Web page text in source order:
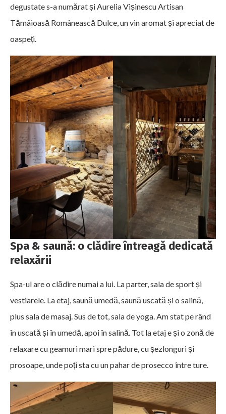
degustate s-a numărat și Aurelia Vișinescu Artisan
Tămâioasă Românească Dulce, un vin aromat și apreciat de
oaspeți.
Spa & saună: o clădire întreagă dedicată
relaxării
Spa-ul are o clădire numai a lui. La parter, sala de sport și
vestiarele. La etaj, saună umedă, saună uscată și o salină,
plus sala de masaj. Sus de tot, sala de yoga. Am stat pe rând
în uscată și în umedă, apoi în salină. Tot la etaj e și o zonă de
relaxare cu geamuri mari spre pădure, cu șezlonguri și
prosoape, unde poți sta cu un pahar de prosecco între ture.